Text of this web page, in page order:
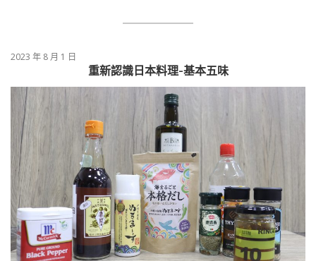
2023 年 8 月 1 日
重新認識日本料理-基本五味